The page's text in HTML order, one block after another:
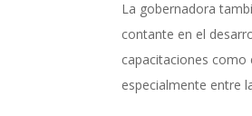
La gobernadora
contante en el
capacitaciones como
especialmente entre